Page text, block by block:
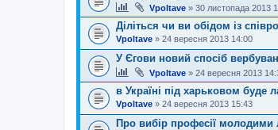
Vpoltave » 30 листопада 2013
Діліться чи ви обідом із
Vpoltave » 24 вересня 2013 14:00
У Єгови новий спосіб
Vpoltave » 24 вересня 2013
в Україні під харьковом буде
Vpoltave » 24 вересня 2013 15:43
Про вибір професії